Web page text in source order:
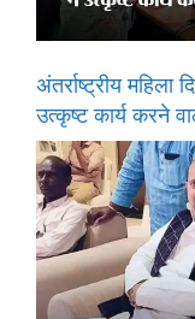
अंतर्राष्ट्रीय महिला
उत्कृष्ट कार्य करने